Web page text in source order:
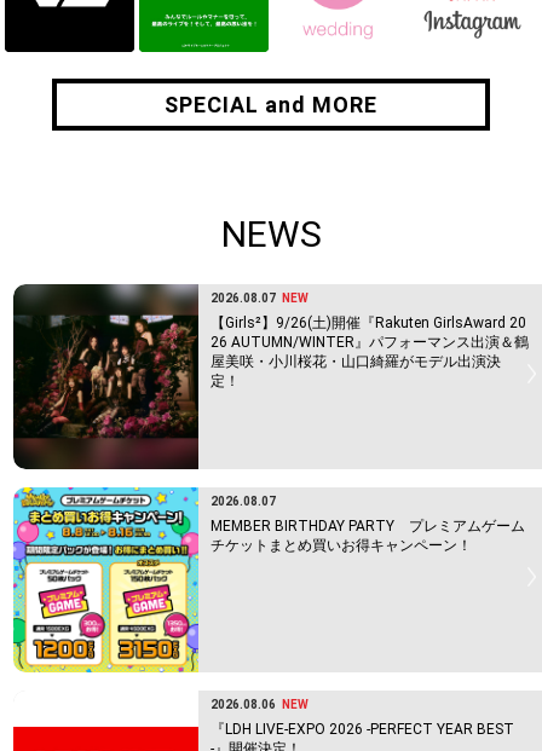
SPECIAL and MORE
SPECIAL and MORE
NEWS
2026.08.07 NEW
【Girls²】9/26(土)開催『Rakuten GirlsAward 20
26 AUTUMN/WINTER』パフォーマンス出演＆鶴
屋美咲・小川桜花・山口綺羅がモデル出演決
定！
2026.08.07
MEMBER BIRTHDAY PARTY プレミアムゲーム
チケットまとめ買いお得キャンペーン！
2026.08.06 NEW
『LDH LIVE-EXPO 2026 -PERFECT YEAR BEST